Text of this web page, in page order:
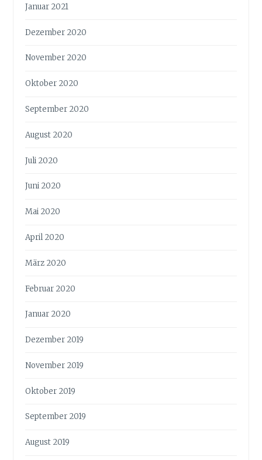
Januar 2021
Dezember 2020
November 2020
Oktober 2020
September 2020
August 2020
Juli 2020
Juni 2020
Mai 2020
April 2020
März 2020
Februar 2020
Januar 2020
Dezember 2019
November 2019
Oktober 2019
September 2019
August 2019